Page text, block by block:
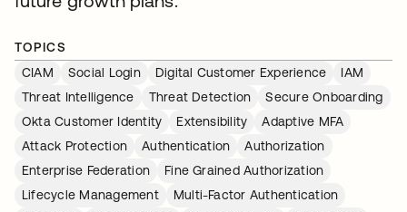
TOPICS
CIAM
Social Login Digital Customer Experience
IAM
Threat Intelligence
Threat Detection
Secure Onboarding
Okta Customer Identity
Extensibility
Adaptive MFA
Attack Protection
Authentication
Authorization
Enterprise Federation
Fine Grained Authorization
Lifecycle Management
Multi-Factor Authentication